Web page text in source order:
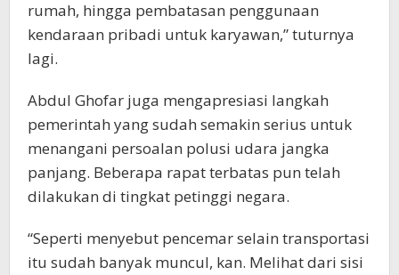
rumah, hingga pembatasan penggunaan
kendaraan pribadi untuk karyawan,” tuturnya
lagi.
Abdul Ghofar juga mengapresiasi langkah
pemerintah yang sudah semakin serius untuk
menangani persoalan polusi udara jangka
panjang. Beberapa rapat terbatas pun telah
dilakukan di tingkat petinggi negara.
“Seperti menyebut pencemar selain transportasi
itu sudah banyak muncul, kan. Melihat dari sisi